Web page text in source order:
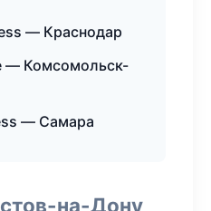
— Краснодар
— Комсомольск-
— Самара
на-Дону